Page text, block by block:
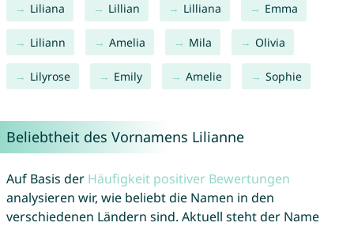
Liliana Lillian Lilliana Emma
Liliann Amelia Mila Olivia
Lilyrose Emily Amelie Sophie
Beliebtheit des Vornamens Lilianne
Auf Basis der Häufigkeit positiver Bewertungen
analysieren wir, wie beliebt die Namen in den
verschiedenen Ländern sind. Aktuell steht der Name